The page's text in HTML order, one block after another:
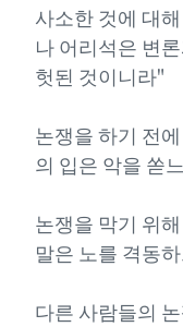
사소한 것에 대
나 어리석은 변
헛된 것이니라"
논쟁을 하기 전
의 입은 악을 쏟
논쟁을 막기 위
말은 노를 격동
다른 사람들의